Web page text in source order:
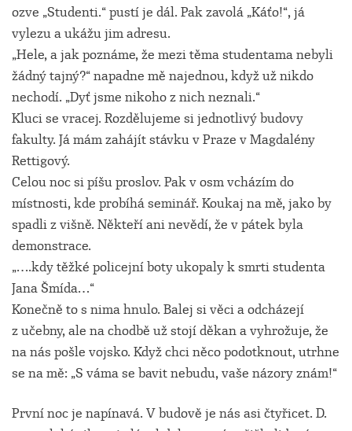
ozve „Studenti.“ pustí je dál. Pak zavolá „Káťo!“, já
vylezu a ukážu jim adresu.
„Hele, a jak poznáme, že mezi těma studentama nebyli
žádný tajný?“ napadne mě najednou, když už nikdo
nechodí. „Dyť jsme nikoho z nich neznali.“
Kluci se vracej. Rozdělujeme si jednotlivý budovy
fakulty. Já mám zahájít stávku v Praze v Magdalény
Rettigový.
Celou noc si píšu proslov. Pak v osm vcházím do
místnosti, kde probíhá seminář. Koukaj na mě, jako by
spadli z višně. Někteří ani nevědí, že v pátek byla
demonstrace.
„….kdy těžké policejní boty ukopaly k smrti studenta
Jana Šmída…“
Konečně to s nima hnulo. Balej si věci a odcházejí
z učebny, ale na chodbě už stojí děkan a vyhrožuje, že
na nás pošle vojsko. Když chci něco podotknout, utrhne
se na mě: „S váma se bavit nebudu, vaše názory znám!“
První noc je napínavá. V budově je nás asi čtyřicet. D.